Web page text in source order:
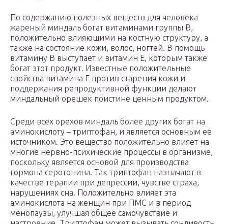
По содержанию полезных веществ для человека
жареный миндаль богат витаминами группы B,
положительно влияющими на костную структуру, а
также на состояние кожи, волос, ногтей. В помощь
витамину B выступает и витамин E, которым также
богат этот продукт. Известные положительные
свойства витамина E против старения кожи и
поддержания репродуктивной функции делают
миндальный орешек поистине ценным продуктом.
Среди всех орехов миндаль более других богат на
аминокислоту – триптофан, и является основным её
источником. Это вещество положительно влияет на
многие нервно-психические процессы в организме,
поскольку является основой для производства
гормона серотонина. Так триптофан назначают в
качестве терапии при депрессии, чувстве страха,
нарушениях сна. Положительно влияет эта
аминокислота на женщин при ПМС и в период
менопаузы, улучшая общее самочувствие и